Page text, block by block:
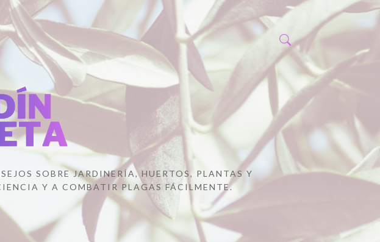
SOBRE JARDINERÍA, HUERTOS, PLANTAS Y
Y A COMBATIR PLAGAS FÁCILMENTE.